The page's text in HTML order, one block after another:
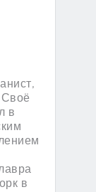
Своё
в
в